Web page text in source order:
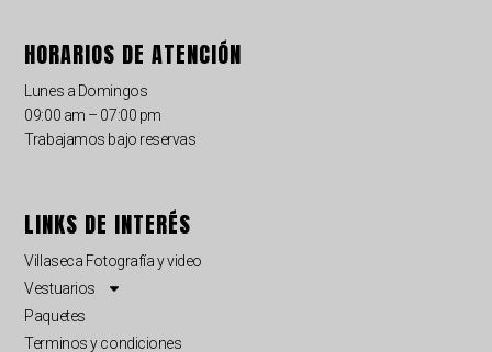
HORARIOS DE ATENCIÓN
Lunes a Domingos
09:00 am – 07:00 pm
Trabajamos bajo reservas
LINKS DE INTERÉS
Villaseca Fotografía y video
Vestuarios
Paquetes
Terminos y condiciones